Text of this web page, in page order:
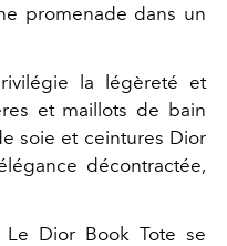
promenade dans un
la légèreté et
et maillots de bain
soie et ceintures Dior
décontractée,
Le Dior Book Tote se